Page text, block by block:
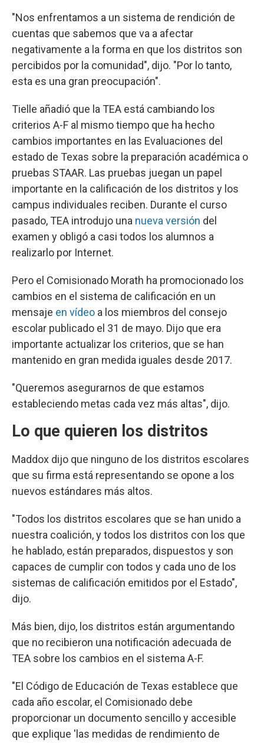
"Nos enfrentamos a un sistema de rendición de
cuentas que sabemos que va a afectar
negativamente a la forma en que los distritos son
percibidos por la comunidad", dijo. "Por lo tanto,
esta es una gran preocupación".
Tielle añadió que la TEA está cambiando los
criterios A-F al mismo tiempo que ha hecho
cambios importantes en las Evaluaciones del
estado de Texas sobre la preparación académica o
pruebas STAAR. Las pruebas juegan un papel
importante en la calificación de los distritos y los
campus individuales reciben. Durante el curso
pasado, TEA introdujo una nueva versión del
examen y obligó a casi todos los alumnos a
realizarlo por Internet.
Pero el Comisionado Morath ha promocionado los
cambios en el sistema de calificación en un
mensaje en vídeo a los miembros del consejo
escolar publicado el 31 de mayo. Dijo que era
importante actualizar los criterios, que se han
mantenido en gran medida iguales desde 2017.
"Queremos asegurarnos de que estamos
estableciendo metas cada vez más altas", dijo.
Lo que quieren los distritos
Maddox dijo que ninguno de los distritos escolares
que su firma está representando se opone a los
nuevos estándares más altos.
"Todos los distritos escolares que se han unido a
nuestra coalición, y todos los distritos con los que
he hablado, están preparados, dispuestos y son
capaces de cumplir con todos y cada uno de los
sistemas de calificación emitidos por el Estado",
dijo.
Más bien, dijo, los distritos están argumentando
que no recibieron una notificación adecuada de
TEA sobre los cambios en el sistema A-F.
"El Código de Educación de Texas establece que
cada año escolar, el Comisionado debe
proporcionar un documento sencillo y accesible
que explique 'las medidas de rendimiento de